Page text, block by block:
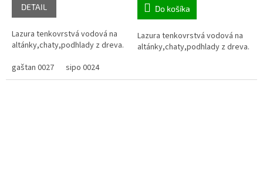
DETAIL
Lazura tenkovrstvá vodová na
altánky,chaty,podhlady z dreva.
gaštan 0027
sipo 0024
Do košíka
Lazura tenkovrstvá vodová na
altánky,chaty,podhlady z dreva.